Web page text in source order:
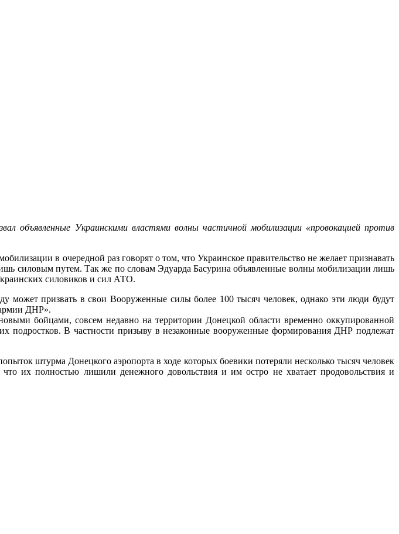
объявленные Украинскими властями волны частичной мобилизации «провокацией против
в очередной раз говорят о том, что Украинское правительство не желает признавать
силовым путем. Так же по словам Эдуарда Басурина объявленные волны мобилизации лишь
силовиков и сил АТО.
может призвать в свои Вооруженные силы более 100 тысяч человек, однако эти люди будут
ДНР».
бойцами, совсем недавно на территории Донецкой области временно оккупированной
подростков. В частности призыву в незаконные вооруженные формирования ДНР подлежат
штурма Донецкого аэропорта в ходе которых боевики потеряли несколько тысяч человек
их полностью лишили денежного довольствия и им остро не хватает продовольствия и